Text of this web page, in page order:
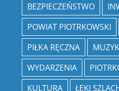
BEZPIECZEŃSTWO
POWIAT PIOTRKOWSKI
PIŁKA RĘCZNA
WYDARZENIA
KULTURA
ŁĘKI